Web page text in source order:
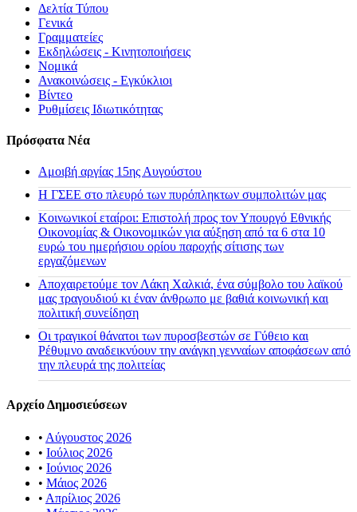
Δελτία Τύπου
Γενικά
Γραμματείες
Εκδηλώσεις - Κινητοποιήσεις
Νομικά
Ανακοινώσεις - Εγκύκλιοι
Βίντεο
Ρυθμίσεις Ιδιωτικότητας
Πρόσφατα Νέα
Αμοιβή αργίας 15ης Αυγούστου
H ΓΣΕΕ στο πλευρό των πυρόπληκτων συμπολιτών μας
Κοινωνικοί εταίροι: Επιστολή προς τον Υπουργό Εθνικής
Οικονομίας & Οικονομικών για αύξηση από τα 6 στα 10
ευρώ του ημερήσιου ορίου παροχής σίτισης των
εργαζόμενων
Αποχαιρετούμε τον Λάκη Χαλκιά, ένα σύμβολο του λαϊκού
μας τραγουδιού κι έναν άνθρωπο με βαθιά κοινωνική και
πολιτική συνείδηση
Οι τραγικοί θάνατοι των πυροσβεστών σε Γύθειο και
Ρέθυμνο αναδεικνύουν την ανάγκη γενναίων αποφάσεων από
την πλευρά της πολιτείας
Αρχείο Δημοσιεύσεων
• Αύγουστος 2026
• Ιούλιος 2026
• Ιούνιος 2026
• Μάιος 2026
• Απρίλιος 2026